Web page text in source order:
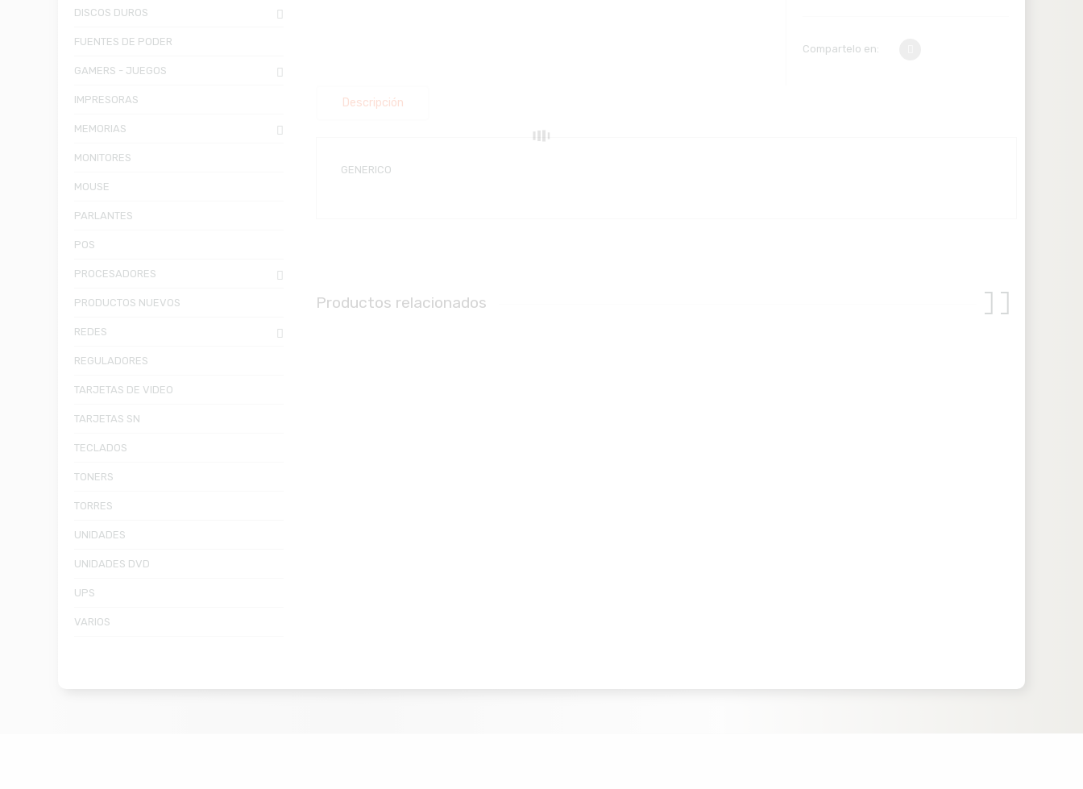
Compartelo en:
Descripción
GENERICO
Productos relacionados
DISCOS DUROS
FUENTES DE PODER
GAMERS - JUEGOS
IMPRESORAS
MEMORIAS
MONITORES
MOUSE
PARLANTES
POS
PROCESADORES
PRODUCTOS NUEVOS
REDES
REGULADORES
TARJETAS DE VIDEO
TARJETAS SN
TECLADOS
TONERS
TORRES
UNIDADES
UNIDADES DVD
UPS
VARIOS